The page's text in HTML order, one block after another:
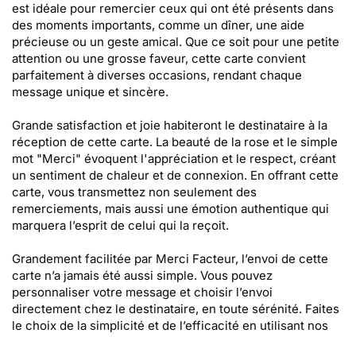
est idéale pour remercier ceux qui ont été présents dans
des moments importants, comme un dîner, une aide
précieuse ou un geste amical. Que ce soit pour une petite
attention ou une grosse faveur, cette carte convient
parfaitement à diverses occasions, rendant chaque
message unique et sincère.
Grande satisfaction et joie habiteront le destinataire à la
réception de cette carte. La beauté de la rose et le simple
mot "Merci" évoquent l'appréciation et le respect, créant
un sentiment de chaleur et de connexion. En offrant cette
carte, vous transmettez non seulement des
remerciements, mais aussi une émotion authentique qui
marquera l’esprit de celui qui la reçoit.
Grandement facilitée par Merci Facteur, l’envoi de cette
carte n’a jamais été aussi simple. Vous pouvez
personnaliser votre message et choisir l’envoi
directement chez le destinataire, en toute sérénité. Faites
le choix de la simplicité et de l’efficacité en utilisant nos